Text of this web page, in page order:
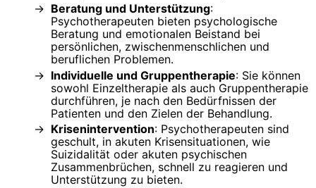
Beratung und Unterstützung:
Psychotherapeuten bieten psychologische
Beratung und emotionalen Beistand bei
persönlichen, zwischenmenschlichen und
beruflichen Problemen.
Individuelle und Gruppentherapie: Sie können
sowohl Einzeltherapie als auch Gruppentherapie
durchführen, je nach den Bedürfnissen der
Patienten und den Zielen der Behandlung.
Krisenintervention: Psychotherapeuten sind
geschult, in akuten Krisensituationen, wie
Suizidalität oder akuten psychischen
Zusammenbrüchen, schnell zu reagieren und
Unterstützung zu bieten.